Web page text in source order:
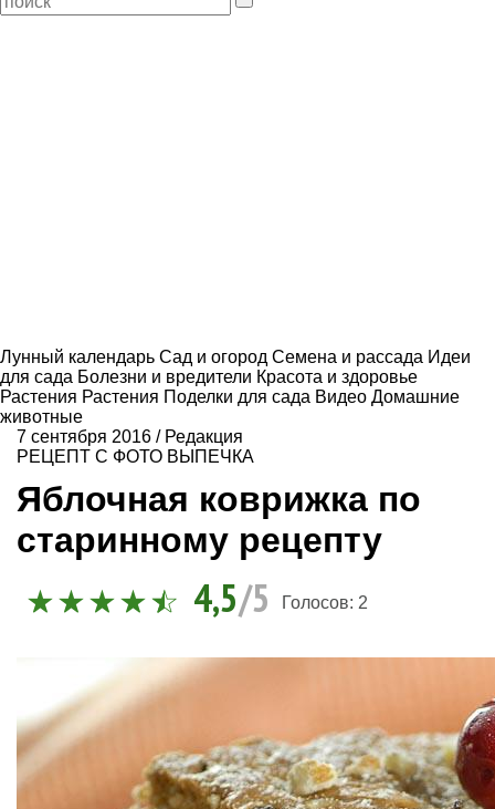
Лунный календарь Сад и огород Семена и рассада Идеи
для сада Болезни и вредители Красота и здоровье
Растения Растения Поделки для сада Видео Домашние
животные
7 сентября 2016 / Редакция
РЕЦЕПТ С ФОТО ВЫПЕЧКА
Яблочная коврижка по
старинному рецепту
4,5/5 Голосов: 2